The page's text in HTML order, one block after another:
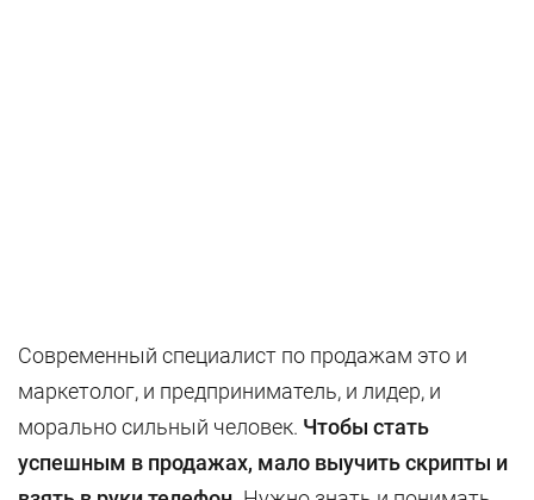
Современный специалист по продажам это и
маркетолог, и предприниматель, и лидер, и
морально сильный человек. Чтобы стать
успешным в продажах, мало выучить скрипты и